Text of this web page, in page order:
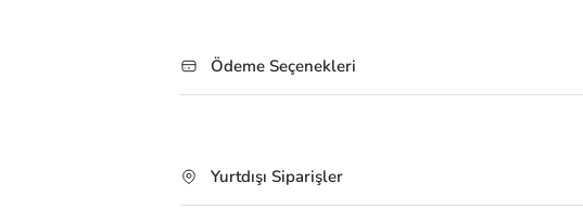
Ödeme Seçenekleri
Yurtdışı Siparişler